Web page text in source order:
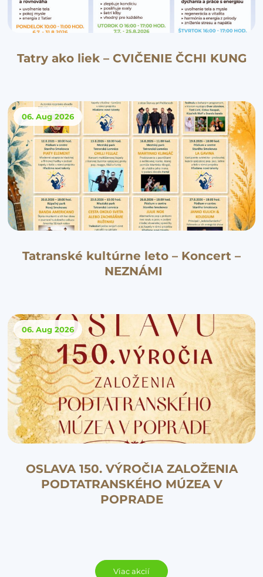
Tatry ako liek – CVIČENIE ČCHI KUNG
06. Aug 2026
Tatranské kultúrne leto – Koncert –
NEZNÁMI
06. Aug 2026
OSLAVA 150. VÝROČIA ZALOŽENIA
PODTATRANSKÉHO MÚZEA V
POPRADE
Viac akcií